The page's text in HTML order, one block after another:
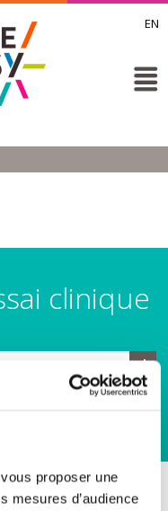
proposer une
mesures d’audience
EN
clinique
AUX ESSAIS CLINIQUES